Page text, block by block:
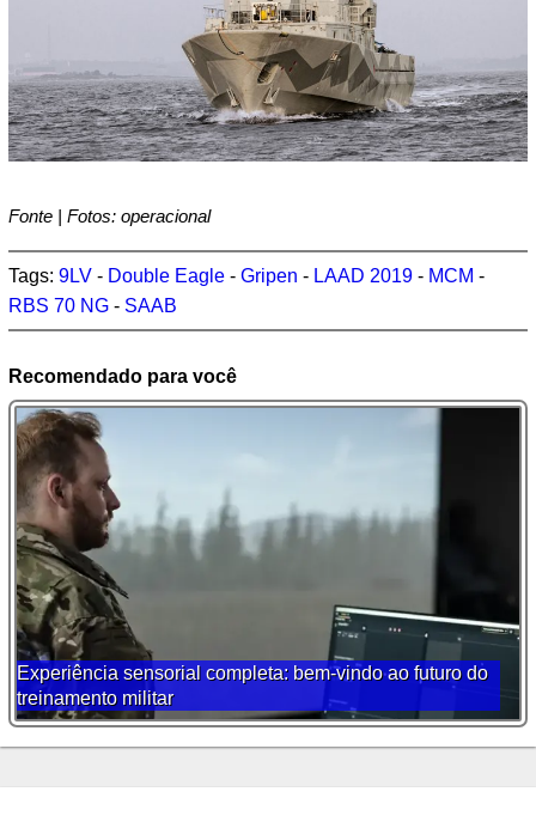
Fonte | Fotos: operacional
Tags: 9LV - Double Eagle - Gripen - LAAD 2019 - MCM -
RBS 70 NG - SAAB
Recomendado para você
Experiência sensorial completa: bem-vindo ao futuro do
treinamento militar